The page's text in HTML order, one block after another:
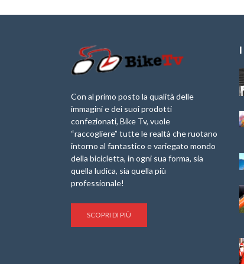
Con al primo posto la qualità delle
immagini e dei suoi prodotti
confezionati, Bike Tv, vuole
“raccogliere” tutte le realtà che ruotano
intorno al fantastico e variegato mondo
della bicicletta, in ogni sua forma, sia
quella ludica, sia quella più
professionale!
SCOPRI DI PIÙ
Briko Torino – 11
Maggio 2025 – r
Minerva Edizioni e
Giancarlo Brocci
per “Bartali l’Ultimo
Marathon 2025”
IX Ed. “Tra
Borghi&Castelli” –
Anteprima
1a Edizione
Granfondo